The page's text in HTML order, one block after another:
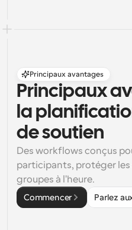
Principaux avantages
Principaux
la
de soutien
Des workflows conçus
participants, protéger
groupes à l'heure.
Commencer Parlez